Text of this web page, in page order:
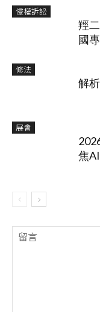
侵權訴訟
羥
國
修法
解
展會
焦